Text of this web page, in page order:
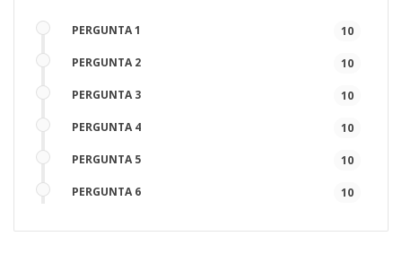
PERGUNTA 1 10
PERGUNTA 2 10
PERGUNTA 3 10
PERGUNTA 4 10
PERGUNTA 5 10
PERGUNTA 6 10